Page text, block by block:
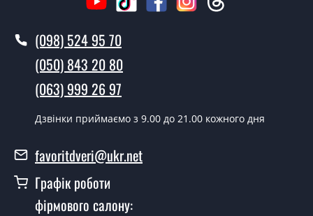
Леново?
У той самий день протягом кількох годин, за умови
наявності їх на складі, чи наступного дня.
Чи можна на сьогодні викликати
замірника?
Так можна.
У вас є в наявності готові вуличні
двері?
Так, ми маємо великий асортимент готових вуличних
дверей.
(098) 524 95 70
(050) 843 20 80
(063) 999 26 97
Дзвінки приймаємо з 9.00 до 21.00 кожного дня
favoritdveri@ukr.net
Графік роботи
фірмового салону: